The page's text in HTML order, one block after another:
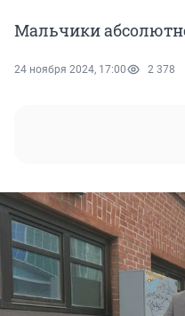
Мальчики
24 ноября 2024, 17:00 2 378